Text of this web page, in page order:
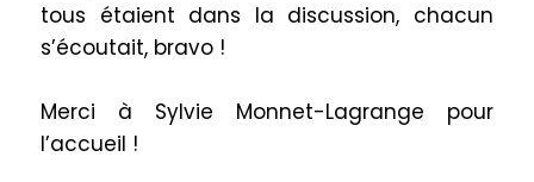
tous étaient dans la discussion, chacun
s’écoutait, bravo !
Merci à Sylvie Monnet-Lagrange pour
l’accueil !